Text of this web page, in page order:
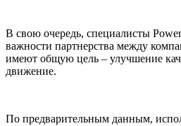
В свою очередь, специалисты
важности партнерства между
имеют общую цель – улучшение
движение.
По предварительным данным,